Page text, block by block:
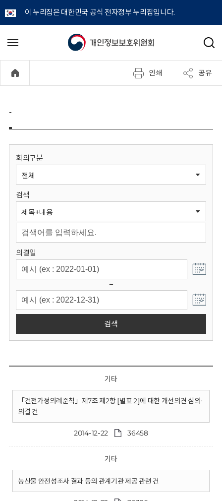
이 누리집은 대한민국 공식 전자정부 누리집입니다.
개
정
보
원
회
메
기
검
인쇄 공유
-
회의구분
검색
의결일
~
검색
기타
「건전가정의례준칙」제7조 제2항 [별표 2]에 대한 개선의견 심의·
의결 건
2014-12-22 36458
기타
농산물 안전성조사 결과 등의 관계기관 제공 관련 건